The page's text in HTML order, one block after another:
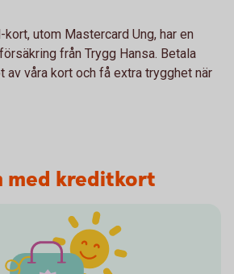
utom Mastercard Ung, har en
från Trygg Hansa. Betala
av våra kort och få extra trygghet när
med kreditkort